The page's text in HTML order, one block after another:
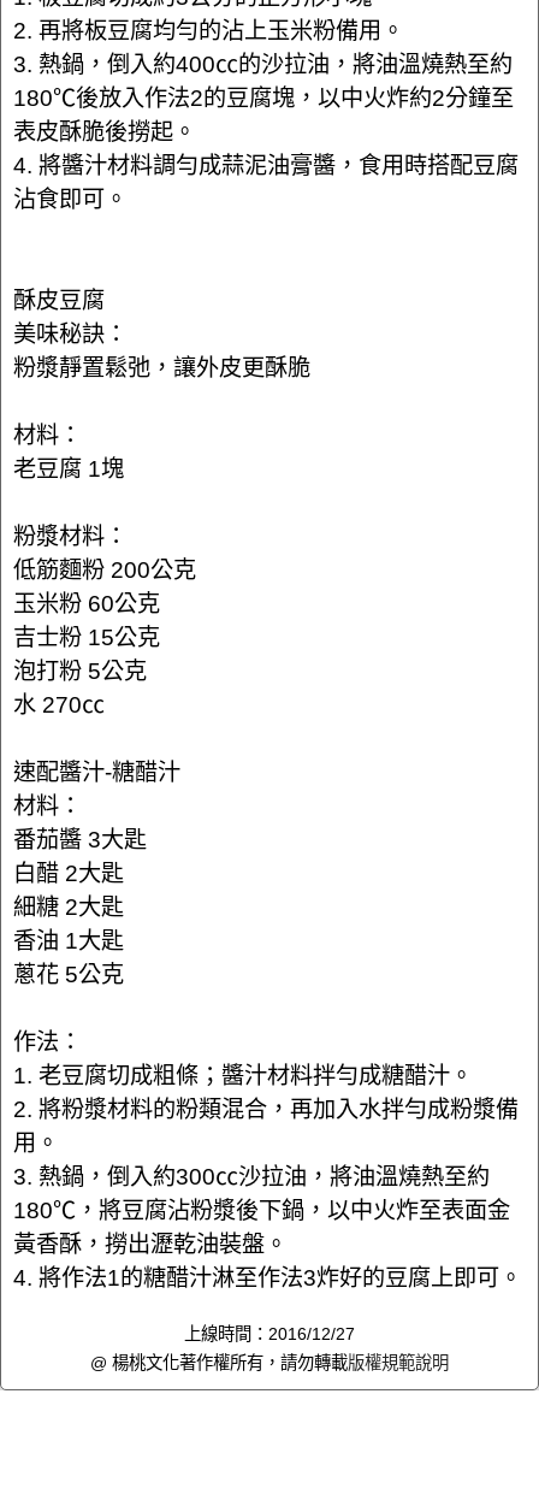
2. 再將板豆腐均勻的沾上玉米粉備用。
3. 熱鍋，倒入約400㏄的沙拉油，將油溫燒熱至約
180℃後放入作法2的豆腐塊，以中火炸約2分鐘至
表皮酥脆後撈起。
4. 將醬汁材料調勻成蒜泥油膏醬，食用時搭配豆腐
沾食即可。
酥皮豆腐
美味秘訣：
粉漿靜置鬆弛，讓外皮更酥脆
材料：
老豆腐 1塊
粉漿材料：
低筋麵粉 200公克
玉米粉 60公克
吉士粉 15公克
泡打粉 5公克
水 270㏄
速配醬汁-糖醋汁
材料：
番茄醬 3大匙
白醋 2大匙
細糖 2大匙
香油 1大匙
蔥花 5公克
作法：
1. 老豆腐切成粗條；醬汁材料拌勻成糖醋汁。
2. 將粉漿材料的粉類混合，再加入水拌勻成粉漿備
用。
3. 熱鍋，倒入約300㏄沙拉油，將油溫燒熱至約
180℃，將豆腐沾粉漿後下鍋，以中火炸至表面金
黃香酥，撈出瀝乾油裝盤。
4. 將作法1的糖醋汁淋至作法3炸好的豆腐上即可。
上線時間：2016/12/27
@ 楊桃文化著作權所有，請勿轉載版權規範說明